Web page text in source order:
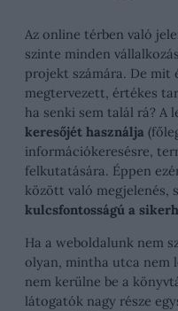
Az online térben való
szinte minden
projekt számára. De mit
megtervezett, értékes
ha senki sem talál rá? A
keresőjét használja
információkeresésre,
felkutatására. Éppen
között való megjelenés,
kulcsfontosságú a
Ha a weboldalunk nem
olyan, mintha utca nem
nem kerülne be a
látogatók nagy része